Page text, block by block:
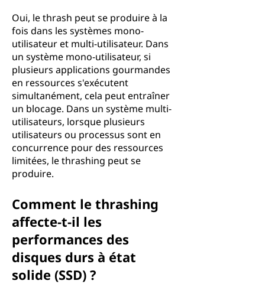
Oui, le thrash peut se produire à la
fois dans les systèmes mono-
utilisateur et multi-utilisateur. Dans
un système mono-utilisateur, si
plusieurs applications gourmandes
en ressources s'exécutent
simultanément, cela peut entraîner
un blocage. Dans un système multi-
utilisateurs, lorsque plusieurs
utilisateurs ou processus sont en
concurrence pour des ressources
limitées, le thrashing peut se
produire.
Comment le thrashing
affecte-t-il les
performances des
disques durs à état
solide (SSD) ?